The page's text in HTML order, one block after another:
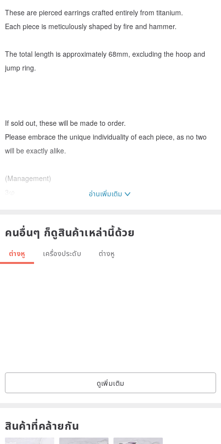
These are pierced earrings crafted entirely from titanium.
Each piece is meticulously shaped by fire and hammer.
The total length is approximately 68mm, excluding the hoop and
jump ring.
If sold out, these will be made to order.
Please embrace the unique individuality of each piece, as no two
will be exactly alike.
(Management)
อ่านเพิ่มเติม
คนอื่นๆ ก็ดูสินค้าเหล่านี้ด้วย
ต่างหู เครื่องประดับ ต่างหู
ดูเพิ่มเติม
สินค้าที่คล้ายกัน